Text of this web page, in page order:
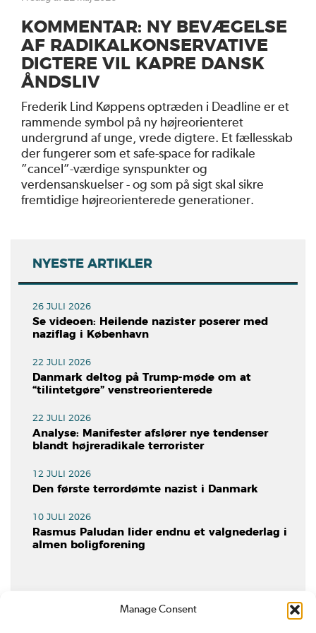
Manage Consent
KOMMENTAR: NY BEVÆGELSE
AF RADIKALKONSERVATIVE
DIGTERE VIL KAPRE DANSK
ÅNDSLIV
Frederik Lind Køppens optræden i Deadline er et
rammende symbol på ny højreorienteret
undergrund af unge, vrede digtere. Et fællesskab
der fungerer som et safe-space for radikale
”cancel”-værdige synspunkter og
verdensanskuelser - og som på sigt skal sikre
fremtidige højreorienterede generationer.
NYESTE ARTIKLER
26 JULI 2026
Se videoen: Heilende nazister poserer med
naziflag i København
22 JULI 2026
Danmark deltog på Trump-møde om at
“tilintetgøre” venstreorienterede
22 JULI 2026
Analyse: Manifester afslører nye tendenser
blandt højreradikale terrorister
12 JULI 2026
Den første terrordømte nazist i Danmark
10 JULI 2026
Rasmus Paludan lider endnu et valgnederlag i
almen boligforening